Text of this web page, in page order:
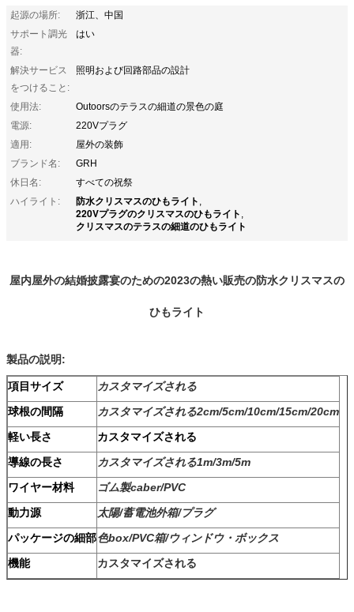
起源の場所:
浙江、中国
サポート調光
器:
はい
解決サービス
をつけること:
照明および回路部品の設計
使用法:
Outoorsのテラスの細道の景色の庭
電源:
220Vプラグ
適用:
屋外の装飾
ブランド名:
GRH
休日名:
すべての祝祭
ハイライト:
防水クリスマスのひもライト ,
220Vプラグのクリスマスのひもライト ,
クリスマスのテラスの細道のひもライト
屋内屋外の結婚披露宴のための2023の熱い販売の防水クリスマスの
ひもライト
製品の説明:
項目サイズ
カスタマイズされる
球根の間隔
カスタマイズされる2cm/5cm/10cm/15cm/20cm
軽い長さ
カスタマイズされる
導線の長さ
カスタマイズされる1m/3m/5m
ワイヤー材料
ゴム製caber/PVC
動力源
太陽/蓄電池外箱/プラグ
パッケージの細部色box/PVC箱/ウィンドウ・ボックス
機能
カスタマイズされる